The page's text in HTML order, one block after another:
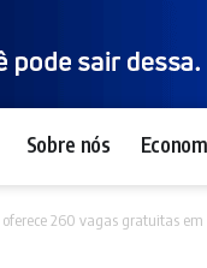
Sobre nós
260 vagas gratuitas em